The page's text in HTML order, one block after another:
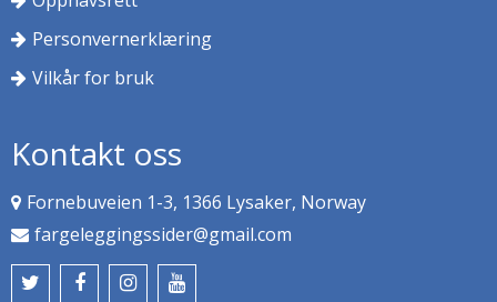
Personvernerklæring
Vilkår for bruk
Kontakt oss
Fornebuveien 1-3, 1366 Lysaker, Norway
fargeleggingssider@gmail.com